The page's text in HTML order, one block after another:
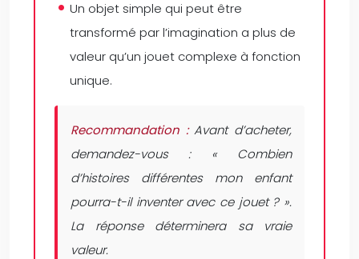
Un objet simple qui peut être
transformé par l’imagination a plus de
valeur qu’un jouet complexe à fonction
unique.
Recommandation :Avant d’acheter,
demandez-vous : « Combien
d’histoires différentes mon enfant
pourra-t-il inventer avec ce jouet ? ».
La réponse déterminera sa vraie
valeur.